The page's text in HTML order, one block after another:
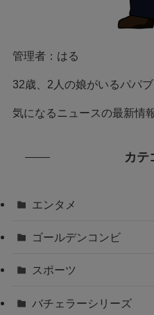
管理者：はる
32歳、2人の娘がいるパパブ
気になるニュースの最新情
カテ
エンタメ
ゴールデンコンビ
スポーツ
バチェラーシリーズ